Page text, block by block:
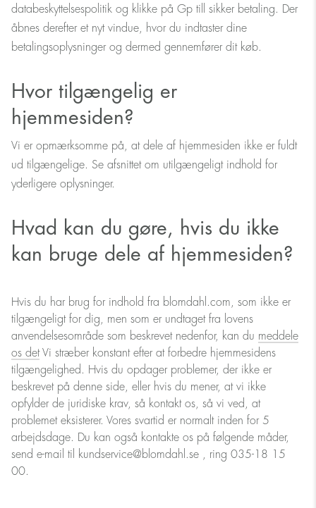
databeskyttelsespolitik og klikke på Gp till sikker betaling. Der
åbnes derefter et nyt vindue, hvor du indtaster dine
betalingsoplysninger og dermed gennemfører dit køb.
Hvor tilgængelig er
hjemmesiden?
Vi er opmærksomme på, at dele af hjemmesiden ikke er fuldt
ud tilgængelige. Se afsnittet om utilgængeligt indhold for
yderligere oplysninger.
Hvad kan du gøre, hvis du ikke
kan bruge dele af hjemmesiden?
Hvis du har brug for indhold fra blomdahl.com, som ikke er
tilgængeligt for dig, men som er undtaget fra lovens
anvendelsesområde som beskrevet nedenfor, kan du meddele
os detVi stræber konstant efter at forbedre hjemmesidens
tilgængelighed. Hvis du opdager problemer, der ikke er
beskrevet på denne side, eller hvis du mener, at vi ikke
opfylder de juridiske krav, så kontakt os, så vi ved, at
problemet eksisterer. Vores svartid er normalt inden for 5
arbejdsdage. Du kan også kontakte os på følgende måder,
send e-mail til kundservice@blomdahl.se , ring 035-18 15
00.